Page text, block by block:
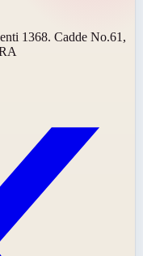
1368. Cadde No.61,